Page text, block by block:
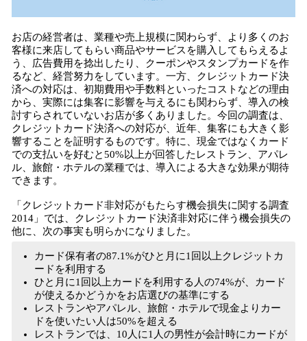
お店の経営者は、業種や売上規模に関わらず、より多くのお
客様に来店してもらい商品やサービスを購入してもらえるよ
う、広告費用を捻出したり、クーポンやスタンプカードを作
るなど、経営努力をしています。一方、クレジットカード決
済への対応は、初期費用や手数料といったコストなどの理由
から、実際には集客に影響を与えるにも関わらず、導入の検
討すらされていないお店が多くありました。今回の調査は、
クレジットカード決済への対応が、近年、集客にも大きく影
響することを証明するものです。特に、現金ではなくカード
での支払いを好むと50%以上が回答したレストラン、アパレ
ル、旅館・ホテルの業種では、導入による大きな効果が期待
できます。
「クレジットカード非対応がもたらす機会損失に関する調査
2014」では、クレジットカード決済非対応に伴う機会損失の
他に、次の事実も明らかになりました。
カード保有者の87.1%がひと月に1回以上クレジットカ
ードを利用する
ひと月に1回以上カードを利用する人の74%が、カード
が使えるかどうかをお店選びの基準にする
レストランやアパレル、旅館・ホテルで現金よりカー
ドを使いたい人は50%を超える
レストランでは、10人に1人の男性が会計時にカードが